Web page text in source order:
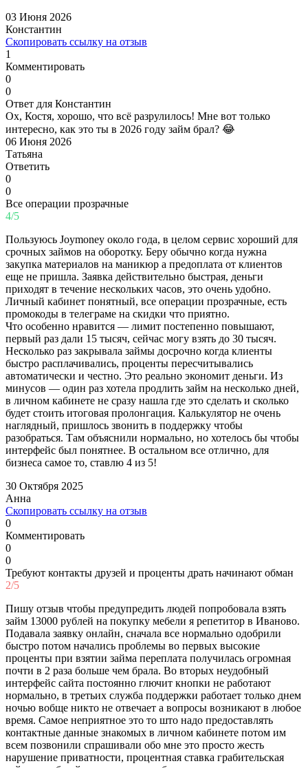
03 Июня 2026
Константин
Скопировать ссылку на отзыв
1
Комментировать
0
0
Ответ для Константин
Ох, Костя, хорошо, что всё разрулилось! Мне вот только
интересно, как это ты в 2026 году займ брал? 😂
06 Июня 2026
Татьяна
Ответить
0
0
Все операции прозрачные
4/5
Пользуюсь Joymoney около года, в целом сервис хороший для
срочных займов на оборотку. Беру обычно когда нужна
закупка материалов на маникюр а предоплата от клиентов
еще не пришла. Заявка действительно быстрая, деньги
приходят в течение нескольких часов, это очень удобно.
Личный кабинет понятный, все операции прозрачные, есть
промокоды в телеграме на скидки что приятно.
Что особенно нравится — лимит постепенно повышают,
первый раз дали 15 тысяч, сейчас могу взять до 30 тысяч.
Несколько раз закрывала займы досрочно когда клиенты
быстро расплачивались, проценты пересчитывались
автоматически и честно. Это реально экономит деньги. Из
минусов — один раз хотела продлить займ на несколько дней,
в личном кабинете не сразу нашла где это сделать и сколько
будет стоить итоговая пролонгация. Калькулятор не очень
наглядный, пришлось звонить в поддержку чтобы
разобраться. Там объяснили нормально, но хотелось бы чтобы
интерфейс был понятнее. В остальном все отлично, для
бизнеса самое то, ставлю 4 из 5!
30 Октября 2025
Анна
Скопировать ссылку на отзыв
0
Комментировать
0
0
Требуют контакты друзей и проценты драть начинают обман
2/5
Пишу отзыв чтобы предупредить людей попробовала взять
займ 13000 рублей на покупку мебели я репетитор в Иваново.
Подавала заявку онлайн, сначала все нормально одобрили
быстро потом начались проблемы во первых высокие
проценты при взятии займа переплата получилась огромная
почти в 2 раза больше чем брала. Во вторых неудобный
интерфейс сайта постоянно глючит кнопки не работают
нормально, в третьих служба поддержки работает только днем
ночью вобще никто не отвечает а вопросы возникают в любое
время. Самое неприятное это то што надо предоставлять
контактные данные знакомых в личном кабинете потом им
всем позвонили спрашивали обо мне это просто жесть
нарушение приватности, процентная ставка грабительская